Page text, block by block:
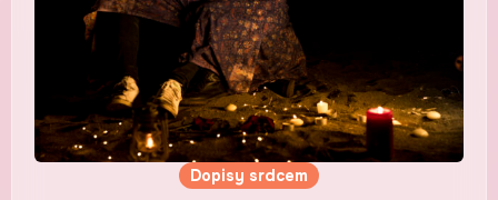
Dopisy srdcem